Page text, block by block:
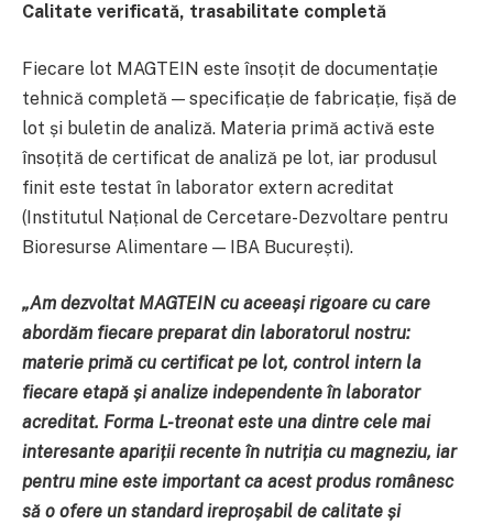
Calitate verificată, trasabilitate completă
Fiecare lot MAGTEIN este însoțit de documentație
tehnică completă — specificație de fabricație, fișă de
lot și buletin de analiză. Materia primă activă este
însoțită de certificat de analiză pe lot, iar produsul
finit este testat în laborator extern acreditat
(Institutul Național de Cercetare-Dezvoltare pentru
Bioresurse Alimentare — IBA București).
„Am dezvoltat MAGTEIN cu aceeași rigoare cu care
abordăm fiecare preparat din laboratorul nostru:
materie primă cu certificat pe lot, control intern la
fiecare etapă și analize independente în laborator
acreditat. Forma L-treonat este una dintre cele mai
interesante apariții recente în nutriția cu magneziu, iar
pentru mine este important ca acest produs românesc
să o ofere un standard ireproșabil de calitate și